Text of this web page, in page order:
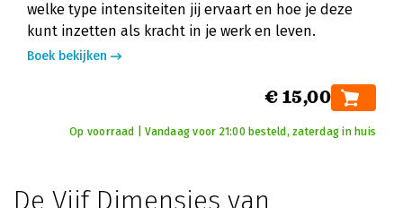
welke type intensiteiten jij ervaart en hoe je deze
kunt inzetten als kracht in je werk en leven.
Boek bekijken
€ 15,00
Op voorraad | Vandaag voor 21:00 besteld, zaterdag in huis
De Vijf Dimensies van